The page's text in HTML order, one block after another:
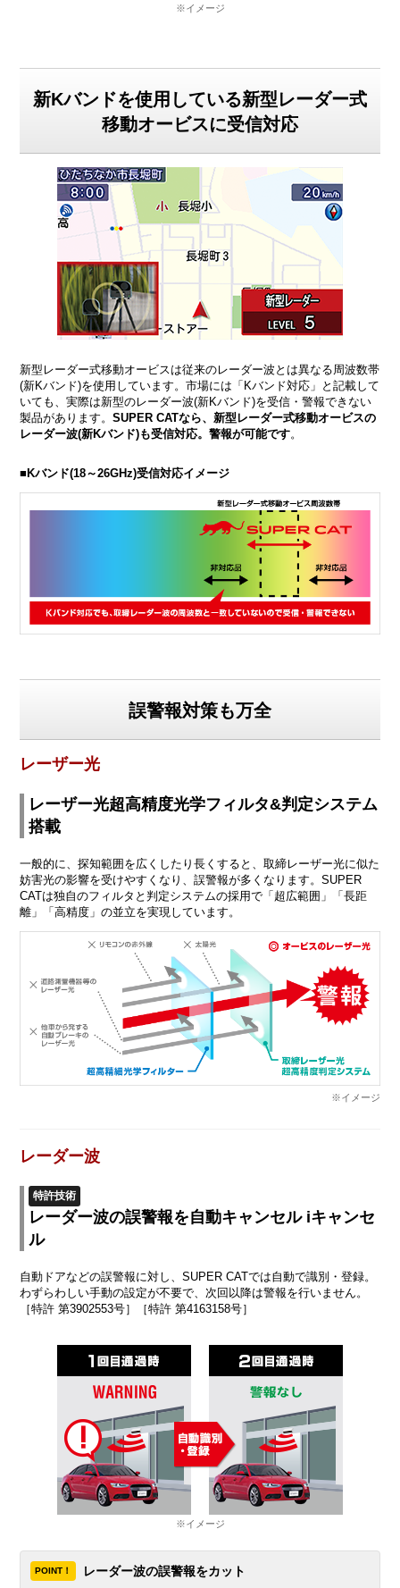
※イメージ
新Kバンドを使用している新型レーダー式
移動オービスに受信対応
新型レーダー式移動オービスは従来のレーダー波とは異なる周波数帯
(新Kバンド)を使用しています。市場には「Kバンド対応」と記載して
いても、実際は新型のレーダー波(新Kバンド)を受信・警報できない
製品があります。SUPER CATなら、新型レーダー式移動オービスの
レーダー波(新Kバンド)も受信対応。警報が可能です。
■Kバンド(18～26GHz)受信対応イメージ
誤警報対策も万全
レーザー光
レーザー光超高精度光学フィルタ&判定システム
搭載
一般的に、探知範囲を広くしたり長くすると、取締レーザー光に似た
妨害光の影響を受けやすくなり、誤警報が多くなります。SUPER
CATは独自のフィルタと判定システムの採用で「超広範囲」「長距
離」「高精度」の並立を実現しています。
※イメージ
レーダー波
特許技術
レーダー波の誤警報を自動キャンセル iキャンセ
ル
自動ドアなどの誤警報に対し、SUPER CATでは自動で識別・登録。
わずらわしい手動の設定が不要で、次回以降は警報を行いません。
［特許 第3902553号］［特許 第4163158号］
※イメージ
POINT！ レーダー波の誤警報をカット